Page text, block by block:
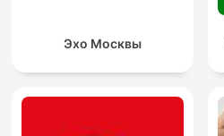
Эхо Москвы